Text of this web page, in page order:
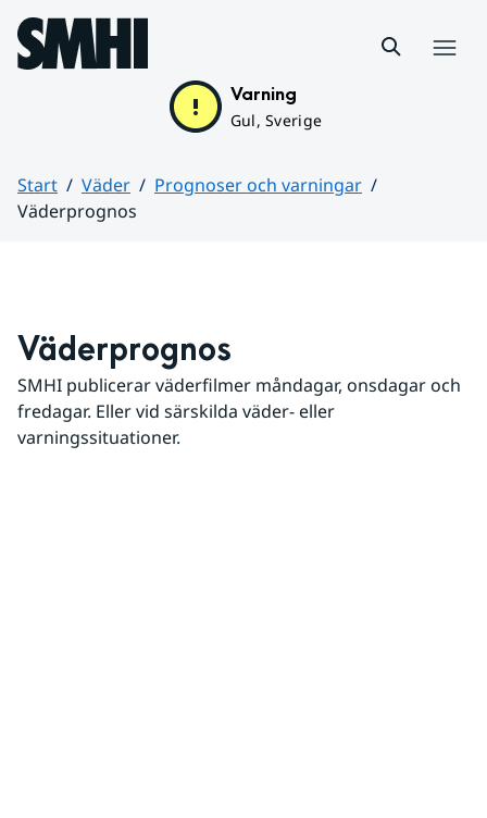
Hoppa till sidans innehåll
Varning
Gul, Sverige
Start Väder
Prognoser och varningar
Väderprognos
Väderprognos
SMHI publicerar väderfilmer måndagar, onsdagar och
fredagar. Eller vid särskilda väder- eller
varningssituationer.